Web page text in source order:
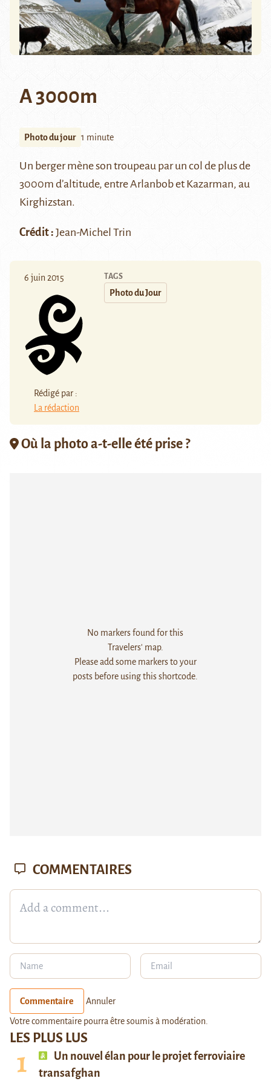
A 3000m
Photo du jour 1 minute
Un berger mène son troupeau par un col de plus de
3000m d’altitude, entre Arlanbob et Kazarman, au
Kirghizstan.
Crédit : Jean-Michel Trin
6 juin 2015
Rédigé par :
La rédaction
TAGS
Photo du Jour
Où la photo a-t-elle été prise ?
No markers found for this
Travelers' map.
Please add some markers to your
posts before using this shortcode.
LES PLUS LUS
Un nouvel élan pour le projet ferroviaire
transafghan
COMMENTAIRES
Commentaire Annuler
Votre commentaire pourra être soumis à modération.